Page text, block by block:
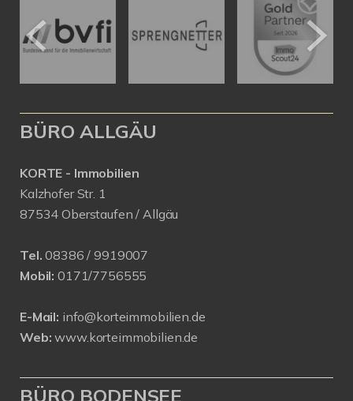
BÜRO ALLGÄU
KORTE - Immobilien
Kalzhofer Str. 1
87534 Oberstaufen / Allgäu
Tel. 08386 / 9919007
Mobil: 0171/7756555
E-Mail: info@korteimmobilien.de
Web: www.korteimmobilien.de
BÜRO BODENSEE